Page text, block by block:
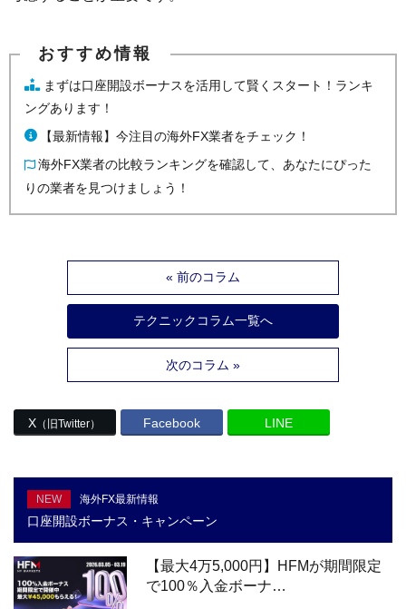
まずは口座開設ボーナスを活用して賢くスタート！ランキ
ングあります！
【最新情報】今注目の海外FX業者をチェック！
海外FX業者の比較ランキングを確認して、あなたにぴった
りの業者を見つけましょう！
« 前のコラム
テクニックコラム一覧へ
次のコラム »
X （旧Twitter） Facebook LINE
NEW 海外FX最新情報
口座開設ボーナス・キャンペーン
【最大4万5,000円】HFMが期間限定
で100％入金ボーナ…